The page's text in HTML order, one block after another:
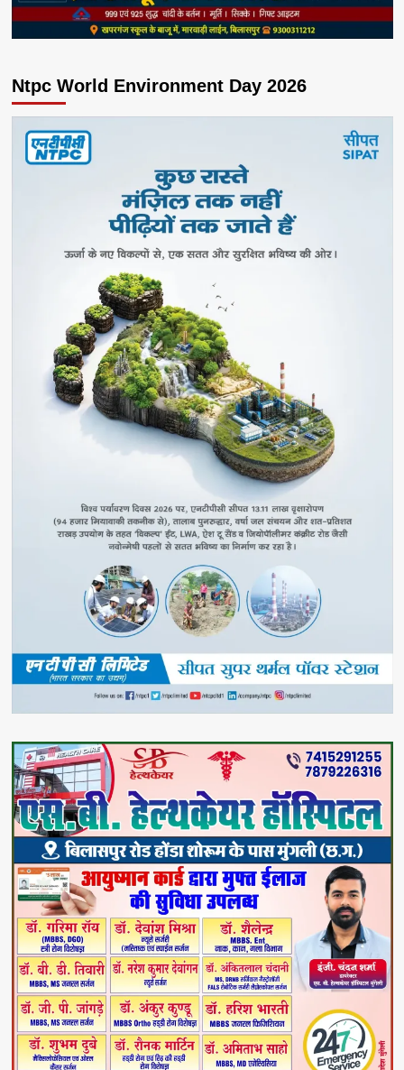
Ntpc World Environment Day 2026